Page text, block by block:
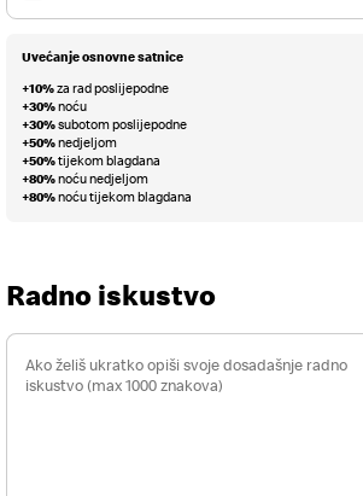
Uvećanje osnovne satnice
+10%za rad poslijepodne
+30%noću
+30%subotom poslijepodne
+50%nedjeljom
+50%tijekom blagdana
+80%noću nedjeljom
+80%noću tijekom blagdana
Radno iskustvo